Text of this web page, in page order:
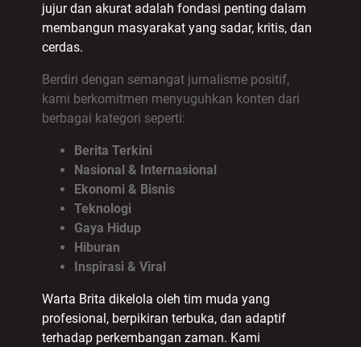
jujur dan akurat adalah fondasi penting dalam
membangun masyarakat yang sadar, kritis, dan
cerdas.
Berdiri dengan semangat jurnalisme positif,
kami berkomitmen menyuguhkan konten dari
berbagai kategori seperti:
Berita Terkini
Nasional & Internasional
Ekonomi & Bisnis
Teknologi
Gaya Hidup
Hiburan
Inspirasi & Viral
Warta Brita dikelola oleh tim muda yang
profesional, berpikiran terbuka, dan adaptif
terhadap perkembangan zaman. Kami